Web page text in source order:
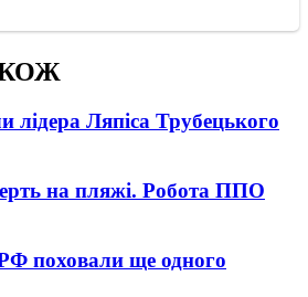
лідера Ляпіса Трубецького
на пляжі. Робота ППО
поховали ще одного